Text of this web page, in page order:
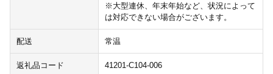
※大型連休、年末年始など、状況によって
は対応できない場合がございます。
配送 常温
返礼品コード 41201-C104-006